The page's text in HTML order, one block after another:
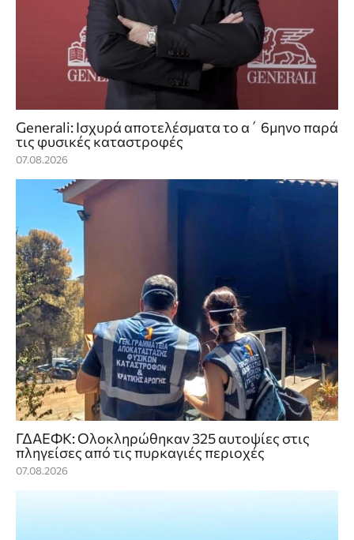
Generali: Ισχυρά αποτελέσματα το α΄ 6μηνο παρά
τις φυσικές καταστροφές
07.08.2026
ΓΔΑΕΦΚ: Ολοκληρώθηκαν 325 αυτοψίες στις
πληγείσες από τις πυρκαγιές περιοχές
07.08.2026